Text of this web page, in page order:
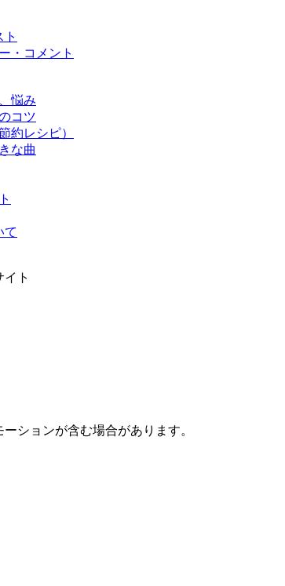
・コメント
悩み
コツ
約レシピ）
な曲
て
ト
ションが含む場合があります。